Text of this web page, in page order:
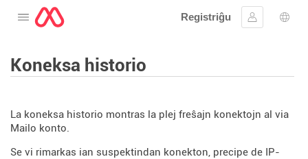
Malfermu la menuon
Registriĝu
Ensaluti
Koneksa historio
La koneksa historio montras la plej freŝajn konektojn al via
Mailo konto.
Se vi rimarkas ian suspektindan konekton, precipe de IP-